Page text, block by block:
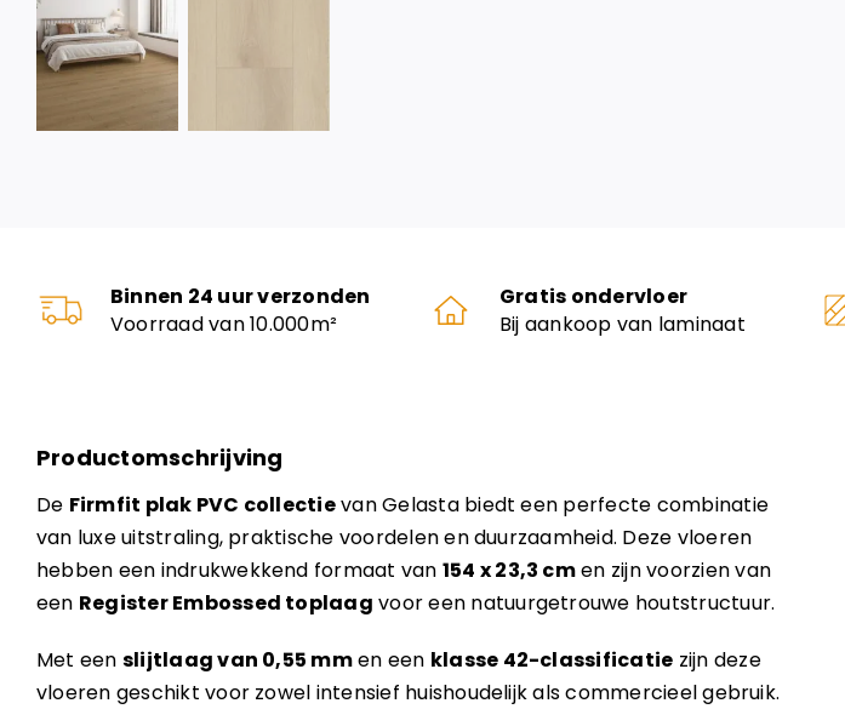
Binnen 24 uur verzonden
Voorraad van 10.000m²
Gratis ondervloer
Bij aankoop van laminaat
Productomschrijving
De Firmfit plak PVC collectievan Gelasta biedt een perfecte combinatie
van luxe uitstraling, praktische voordelen en duurzaamheid. Deze vloeren
hebben een indrukwekkend formaat van 154 x 23,3 cmen zijn voorzien van
een Register Embossed toplaag voor een natuurgetrouwe houtstructuur.
Met een slijtlaag van 0,55 mmen een klasse 42-classificatie zijn deze
vloeren geschikt voor zowel intensief huishoudelijk als commercieel gebruik.